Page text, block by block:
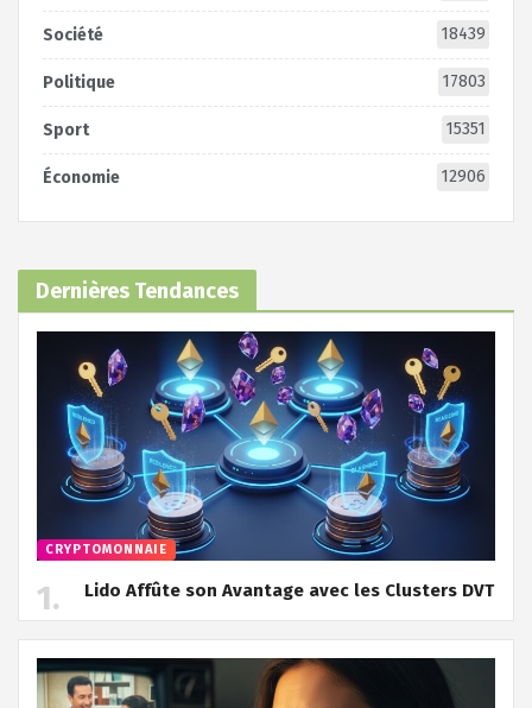
Société 18439
Politique 17803
Sport 15351
Économie 12906
Dernières Tendances
CRYPTOMONNAIE
Lido Affûte son Avantage avec les Clusters DVT